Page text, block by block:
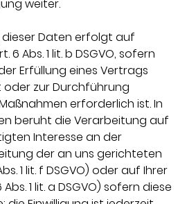
weiter.
Daten erfolgt auf
6 Abs. 1 lit. b DSGVO, sofern
Erfüllung eines Vertrags
zur Durchführung
erforderlich ist. In
beruht die Verarbeitung auf
Interesse an der
der an uns gerichteten
1 lit. f DSGVO) oder auf Ihrer
1 lit. a DSGVO) sofern diese